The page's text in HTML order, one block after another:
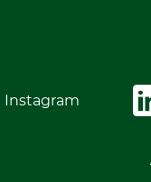
Instagram